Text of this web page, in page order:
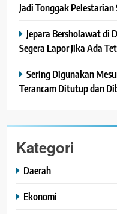
Jadi Tonggak Pelestarian
Jepara Bersholawat di
Segera Lapor Jika Ada
Sering Digunakan
Terancam Ditutup dan
Kategori
Daerah
Ekonomi